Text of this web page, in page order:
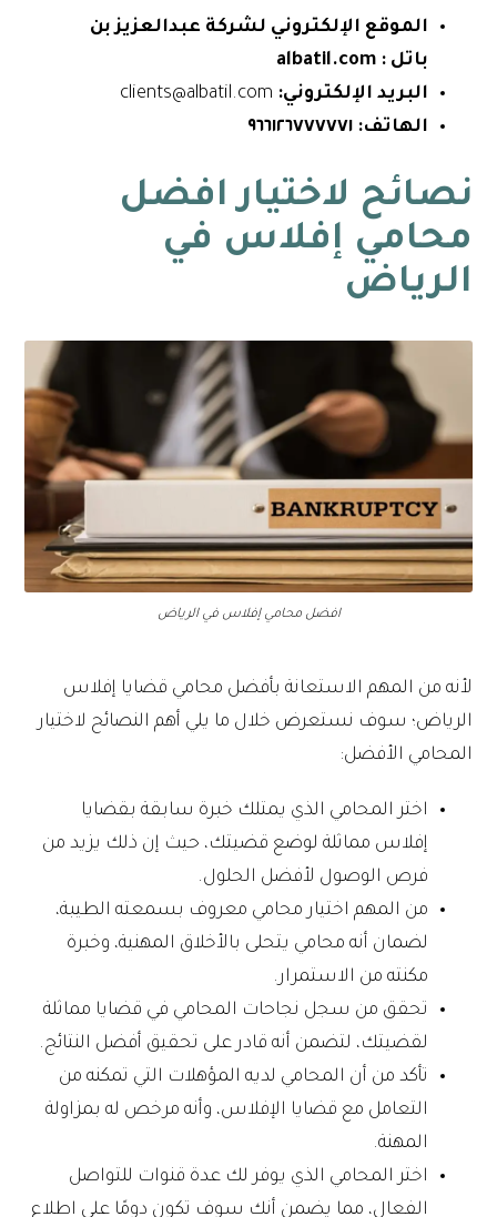
الموقع الإلكتروني لشركة عبدالعزيز بن
باتل :
albatil.com
البريد الإلكتروني:
الهاتف: ٩٦٦١٢٦٧٧٧٧٧١
نصائح لاختيار افضل
محامي إفلاس في
الرياض
افضل محامي إفلاس في الرياض
لأنه من المهم الاستعانة بأفضل محامي قضايا إفلاس
الرياض؛ سوف نستعرض خلال ما يلي أهم النصائح لاختيار
المحامي الأفضل:
اختر المحامي الذي يمتلك خبرة سابقة بقضايا
إفلاس مماثلة لوضع قضيتك، حيث إن ذلك يزيد من
فرص الوصول لأفضل الحلول.
من المهم اختيار محامي معروف بسمعته الطيبة،
لضمان أنه محامي يتحلى بالأخلاق المهنية، وخبرة
مكنته من الاستمرار.
تحقق من سجل نجاحات المحامي في قضايا مماثلة
لقضيتك، لتضمن أنه قادر على تحقيق أفضل النتائج.
تأكد من أن المحامي لديه المؤهلات التي تمكنه من
التعامل مع قضايا الإفلاس، وأنه مرخص له بمزاولة
المهنة.
اختر المحامي الذي يوفر لك عدة قنوات للتواصل
الفعال، مما يضمن أنك سوف تكون دومًا على اطلاع